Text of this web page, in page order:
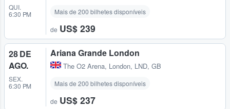
QUI.
6:30 PM
Mais de 200 bilhetes disponíveis
de US$ 239
28 DE
AGO.
SEX.
6:30 PM
Ariana Grande London
The O2 Arena, London, LND, GB
Mais de 200 bilhetes disponíveis
de US$ 237